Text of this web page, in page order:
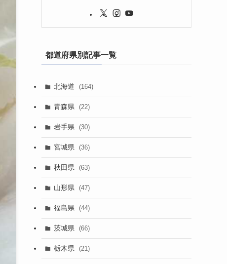
都道府県別記事一覧
北海道 (164)
青森県 (22)
岩手県 (30)
宮城県 (36)
秋田県 (63)
山形県 (47)
福島県 (44)
茨城県 (66)
栃木県 (21)